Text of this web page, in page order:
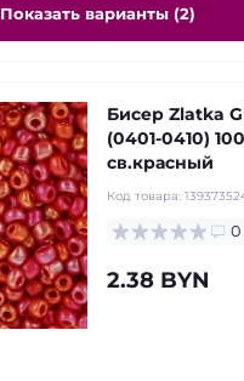
Показать варианты (2)
Бисер Zlatka
(0401-0410)
св.красный
Код товара:
0
2.38 BYN